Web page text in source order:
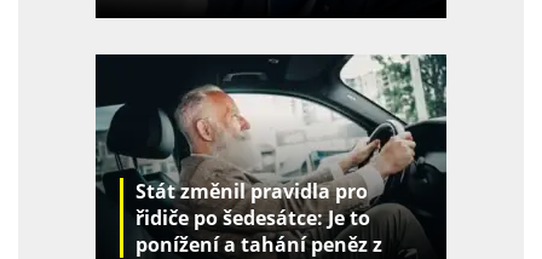
Stát změnil pravidla pro
řidiče po šedesátce: Je to
ponížení a tahání peněz z